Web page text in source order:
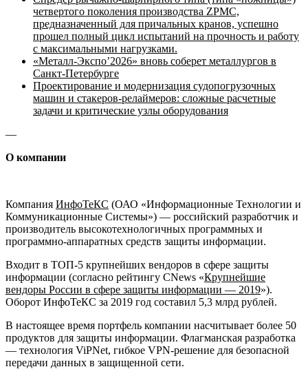
четвертого поколения производства ZPMC,
предназначенный для причальных кранов, успешно
прошел полный цикл испытаний на прочность и работу
с максимальными нагрузками.
«Металл-Экспо’2026» вновь соберет металлургов в
Санкт-Петербурге
Проектирование и модернизация судопогрузочных
машин и стакеров-релаймеров: сложные расчетные
задачи и критические узлы оборудования
—
О компании
Компания ИнфоТеКС (ОАО «Информационные Технологии и
Коммуникационные Системы») — российский разработчик и
производитель высокотехнологичных программных и
программно-аппаратных средств защиты информации.
Входит в ТОП-5 крупнейших вендоров в сфере защиты
информации (согласно рейтингу CNews «Крупнейшие
вендоры России в сфере защиты информации — 2019»).
Оборот ИнфоТеКС за 2019 год составил 5,3 млрд рублей.
В настоящее время портфель компании насчитывает более 50
продуктов для защиты информации. Флагманская разработка
— технология ViPNet, гибкое VPN-решение для безопасной
передачи данных в защищенной сети.